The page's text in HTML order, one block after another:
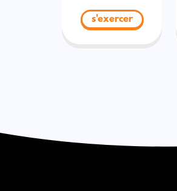
s'exercer